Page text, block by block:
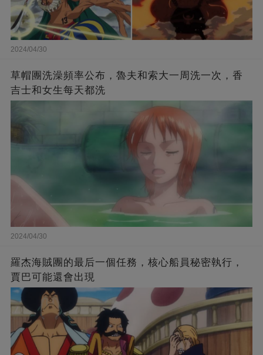
2024/04/30
草帽團洗澡頻率公布，魯夫和索大一周洗一次，香
吉士和女生每天都洗
2024/04/30
羅杰海賊團的最后一個任務，核心船員秘密執行，
賈巴可能還會出現